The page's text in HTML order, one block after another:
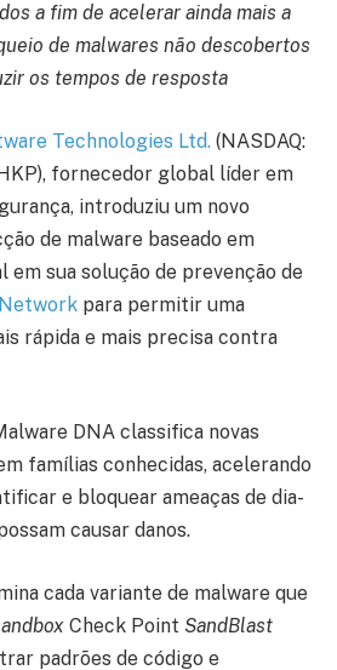
a fim de acelerar ainda mais a
de malwares não descobertos
os tempos de resposta
Technologies Ltd. (NASDAQ:
fornecedor global líder em
introduziu um novo
de malware baseado em
sua solução de prevenção de
para permitir uma
rápida e mais precisa contra
DNA classifica novas
famílias conhecidas, acelerando
e bloquear ameaças de dia-
causar danos.
cada variante de malware que
Check Point SandBlast
padrões de código e